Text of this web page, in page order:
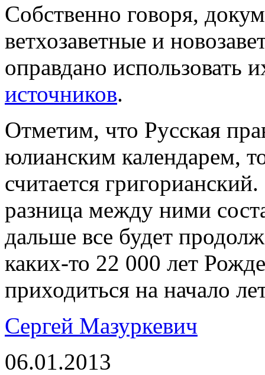
Собственно говоря,
ветхозаветные и
оправдано использовать
источников.
Отметим, что Русская
юлианским календарем,
считается
разница между ними
дальше все будет
каких-то 22 000 лет
приходиться на начало
Сергей Мазуркевич
06.01.2013